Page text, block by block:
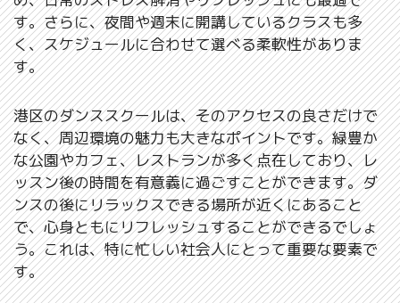
す。さらに、夜間や週末に開講しているクラスも多
く、スケジュールに合わせて選べる柔軟性がありま
す。
港区のダンススクールは、そのアクセスの良さだけで
なく、周辺環境の魅力も大きなポイントです。緑豊か
な公園やカフェ、レストランが多く点在しており、レ
ッスン後の時間を有意義に過ごすことができます。ダ
ンスの後にリラックスできる場所が近くにあること
で、心身ともにリフレッシュすることができるでしょ
う。これは、特に忙しい社会人にとって重要な要素で
す。